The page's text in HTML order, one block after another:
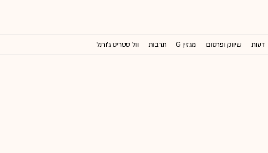
דעות שיווק ופרסום מגזין G תרבות וול סטריט ג'ורנל